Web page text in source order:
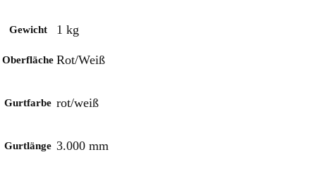
Gewicht 1 kg
Oberfläche Rot/Weiß
Gurtfarbe rot/weiß
Gurtlänge 3.000 mm